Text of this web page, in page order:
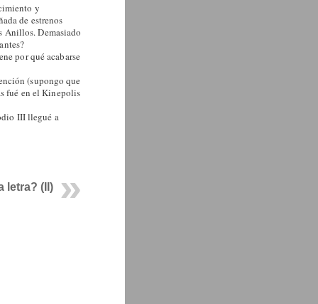
y
de estrenos
Anillos. Demasiado
por qué acabarse
(supongo que
fué en el Kinepolis
III llegué a
letra? (II)